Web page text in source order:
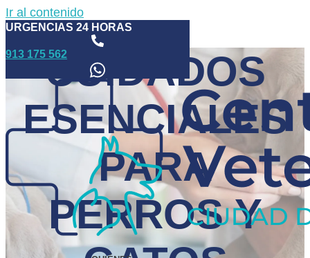
Ir al contenido
URGENCIAS 24 HORAS
913 175 562CUIDADOS
ESENCIALES
PARA
PERROS Y